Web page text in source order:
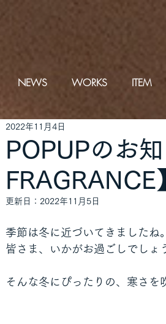
NEWS WORKS ITEM
POPUPのお
FRAGRANCE
2022年11月4日
更新日： 2022年11月5日
季節は冬に近づいてきましたね。
皆さま、いかがお過ごしでしょ
そんな冬にぴったりの、寒さ